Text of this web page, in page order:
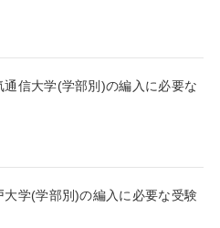
通信大学(学部別)の編入に必要な
大学(学部別)の編入に必要な受験